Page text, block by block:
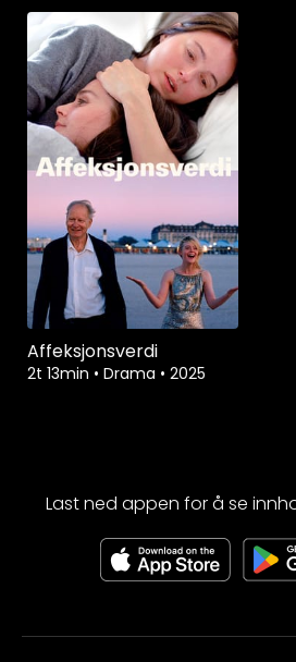
Affeksjonsverdi
2t 13min • Drama • 2025
Last ned appen for å se